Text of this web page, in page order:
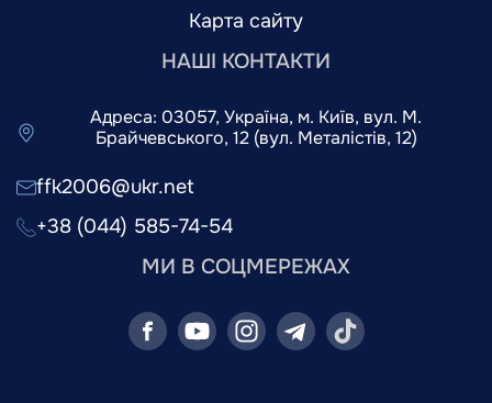
Карта сайту
НАШІ КОНТАКТИ
Адреса: 03057, Україна, м. Київ, вул. М.
Брайчевського, 12 (вул. Металістів, 12)
ffk2006@ukr.net
+38 (044) 585-74-54
МИ В СОЦМЕРЕЖАХ